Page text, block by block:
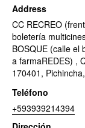
Address
CC RECREO
boletería
BOSQUE (calle el
a farmaREDES) ,
170401,
Teléfono
+593939214394